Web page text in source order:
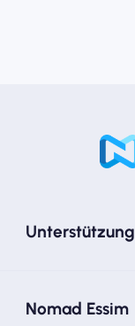
Unterstützung
Nomad Essim